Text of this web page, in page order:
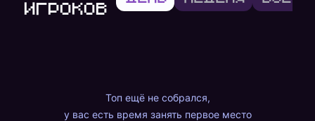
игроков
Топ ещё не собрался,
у вас есть время занять первое место